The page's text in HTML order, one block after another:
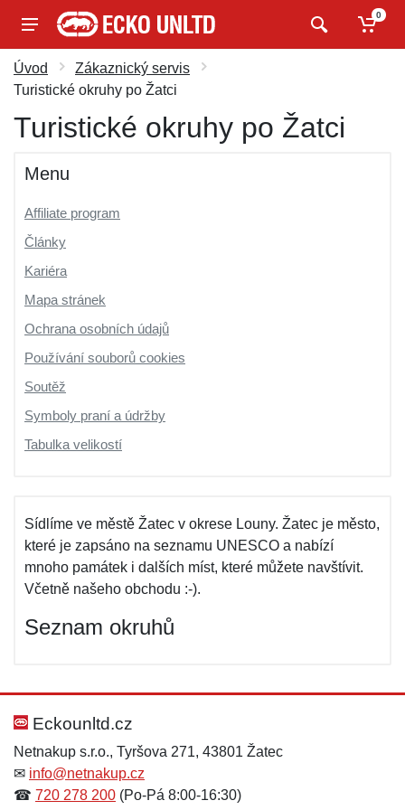
0
Úvod
Zákaznický servis
Turistické okruhy po Žatci
Turistické okruhy po Žatci
Menu
Affiliate program
Články
Kariéra
Mapa stránek
Ochrana osobních údajů
Používání souborů cookies
Soutěž
Symboly praní a údržby
Tabulka velikostí
Sídlíme ve městě Žatec v okrese Louny. Žatec je město,
které je zapsáno na seznamu UNESCO a nabízí
mnoho památek i dalších míst, které můžete navštívit.
Včetně našeho obchodu :-).
Seznam okruhů
Eckounltd.cz
Netnakup s.r.o., Tyršova 271, 43801 Žatec
✉ info@netnakup.cz
☎ 720 278 200 (Po-Pá 8:00-16:30)